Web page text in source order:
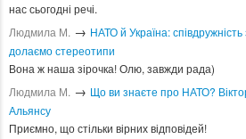
нас сьогодні речі.
Людмила М. → ​НАТО й Україна:
долаємо стереотипи
Вона ж наша зірочка! Олю, завжди рада)
Людмила М. → Що ви знаєте про НАТО?
Альянсу ​
Приємно, що стільки вірних відповідей!